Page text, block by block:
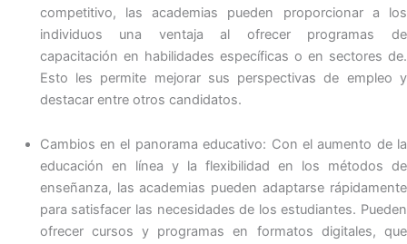
competitivo, las academias pueden proporcionar a los
individuos una ventaja al ofrecer programas de
capacitación en habilidades específicas o en sectores de.
Esto les permite mejorar sus perspectivas de empleo y
destacar entre otros candidatos.
Cambios en el panorama educativo: Con el aumento de la
educación en línea y la flexibilidad en los métodos de
enseñanza, las academias pueden adaptarse rápidamente
para satisfacer las necesidades de los estudiantes. Pueden
ofrecer cursos y programas en formatos digitales, que